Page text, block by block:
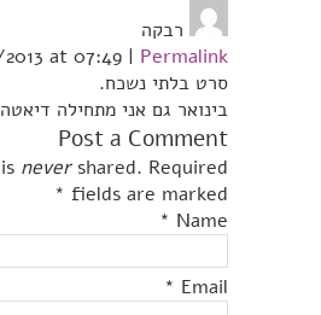
רבקה
at 07:49 | Permalink
סרט בלתי נשכח.
בינואר גם אני מתחילה
Post a Comment
nevershared. Required
fields are marked
*
Name
*
Email
*